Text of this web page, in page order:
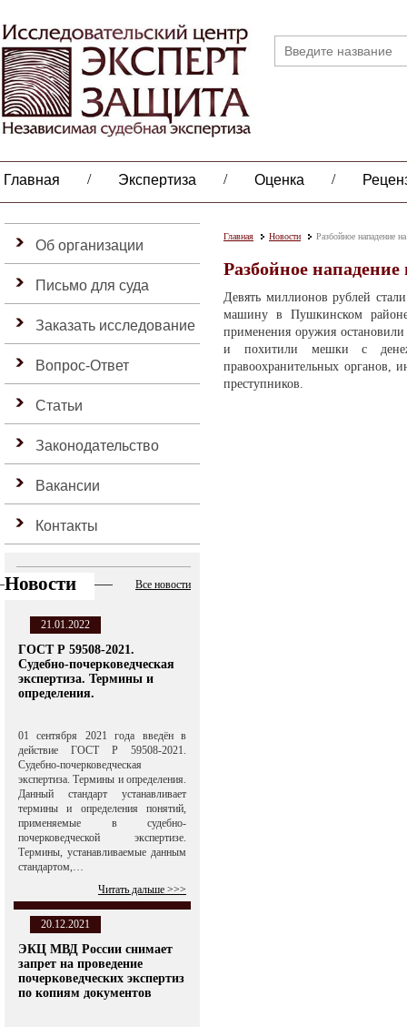
Главная / Экспертиза / Оценка /
Об организации
Письмо для суда
Заказать исследование
Вопрос-Ответ
Статьи
Законодательство
Вакансии
Контакты
Новости Все новости
21.01.2022
ГОСТ Р 59508-2021.
Судебно-почерковедческая
экспертиза. Термины и
определения.
01 сентября 2021 года введён в
действие ГОСТ Р 59508-2021.
Судебно-почерковедческая
экспертиза. Термины и определения.
Данный стандарт устанавливает
термины и определения понятий,
применяемые в судебно-
почерковедческой экспертизе.
Термины, устанавливаемые данным
стандартом,…
Читать дальше >>>
20.12.2021
ЭКЦ МВД России снимает
запрет на проведение
почерковедческих экспертиз
по копиям документов
Главная Новости Разбойное нападение
Разбойное
Девять миллионов рублей
машину в Пушкинском
применения оружия
и похитили мешки с
правоохранительных органов,
преступников.